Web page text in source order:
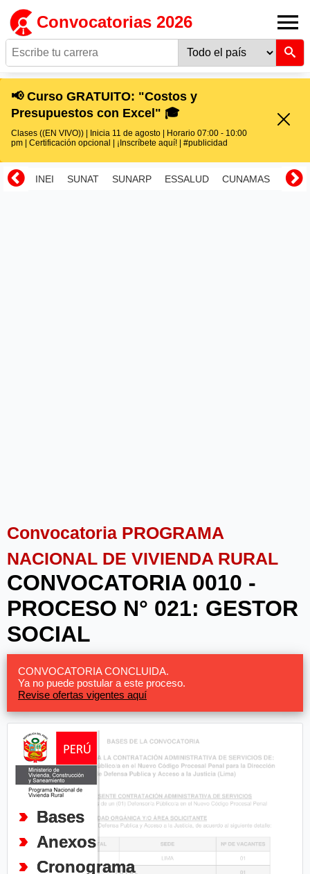
Convocatorias 2026
📢 Curso GRATUITO: "Costos y
Presupuestos con Excel" 🎓
Clases ((EN VIVO)) | Inicia 11 de agosto | Horario 07:00 - 10:00
pm | Certificación opcional | ¡Inscríbete aquí! | #publicidad
INEI SUNAT SUNARP ESSALUD CUNAMAS
Convocatoria PROGRAMA
NACIONAL DE VIVIENDA RURAL
CONVOCATORIA 0010 -
PROCESO N° 021: GESTOR
SOCIAL
CONVOCATORIA CONCLUIDA.
Ya no puede postular a este proceso.
Revise ofertas vigentes aquí
Bases
Anexos
Cronograma